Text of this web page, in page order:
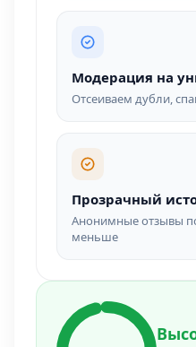
Модерация на
Отсеиваем дубли,
Прозрачный
Анонимные отзывы
меньше